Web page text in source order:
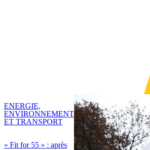
« Fit for 55 » : après
ENERGIE,
ENVIRONNEMENT
ET TRANSPORT